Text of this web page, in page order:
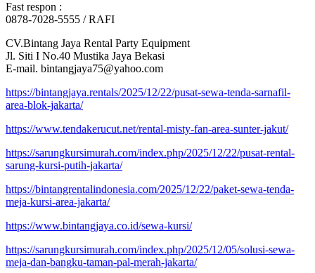
Fast respon :
0878-7028-5555 / RAFI
CV.Bintang Jaya Rental Party Equipment
Jl. Siti I No.40 Mustika Jaya Bekasi
E-mail. bintangjaya75@yahoo.com
https://bintangjaya.rentals/2025/12/22/pusat-sewa-tenda-sarnafil-
area-blok-jakarta/
https://www.tendakerucut.net/rental-misty-fan-area-sunter-jakut/
https://sarungkursimurah.com/index.php/2025/12/22/pusat-rental-
sarung-kursi-putih-jakarta/
https://bintangrentalindonesia.com/2025/12/22/paket-sewa-tenda-
meja-kursi-area-jakarta/
https://www.bintangjaya.co.id/sewa-kursi/
https://sarungkursimurah.com/index.php/2025/12/05/solusi-sewa-
meja-dan-bangku-taman-pal-merah-jakarta/